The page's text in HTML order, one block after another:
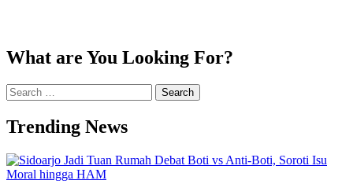
What are You Looking For?
Search
for:
Trending News